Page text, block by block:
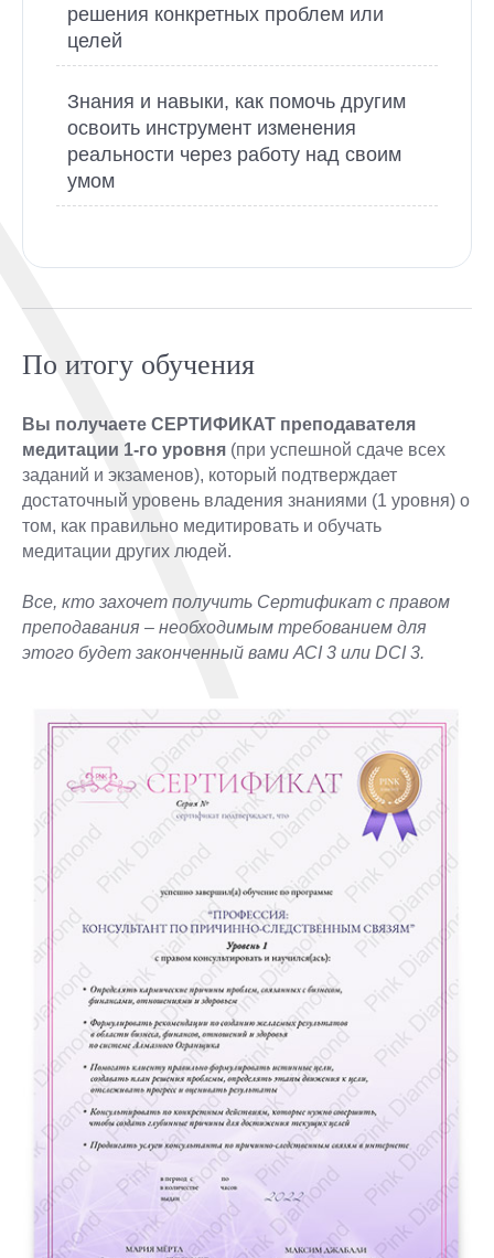
решения конкретных проблем или
целей
Знания и навыки, как помочь другим
освоить инструмент изменения
реальности через работу над своим
умом
По итогу обучения
Вы получаете СЕРТИФИКАТ преподавателя
медитации 1-го уровня (при успешной сдаче всех
заданий и экзаменов), который подтверждает
достаточный уровень владения знаниями (1 уровня) о
том, как правильно медитировать и обучать
медитации других людей.
Все, кто захочет получить Сертификат с правом
преподавания – необходимым требованием для
этого будет законченный вами АСI 3 или DCI 3.